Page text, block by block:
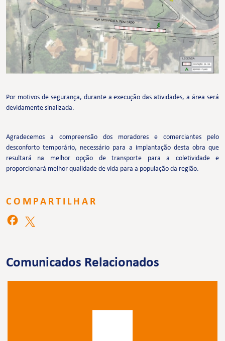
Por motivos de segurança, durante a execução das atividades, a área será
devidamente sinalizada.
Agradecemos a compreensão dos moradores e comerciantes pelo
desconforto temporário, necessário para a implantação desta obra que
resultará na melhor opção de transporte para a coletividade e
proporcionará melhor qualidade de vida para a população da região.
COMPARTILHAR
Comunicados Relacionados